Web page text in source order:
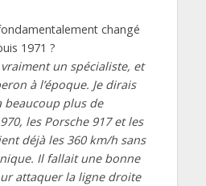
changé
1971 ?
vraiment un spécialiste, et
à l’époque. Je dirais
beaucoup plus de
les Porsche 917 et les
déjà les 360 km/h sans
Il fallait une bonne
attaquer la ligne droite